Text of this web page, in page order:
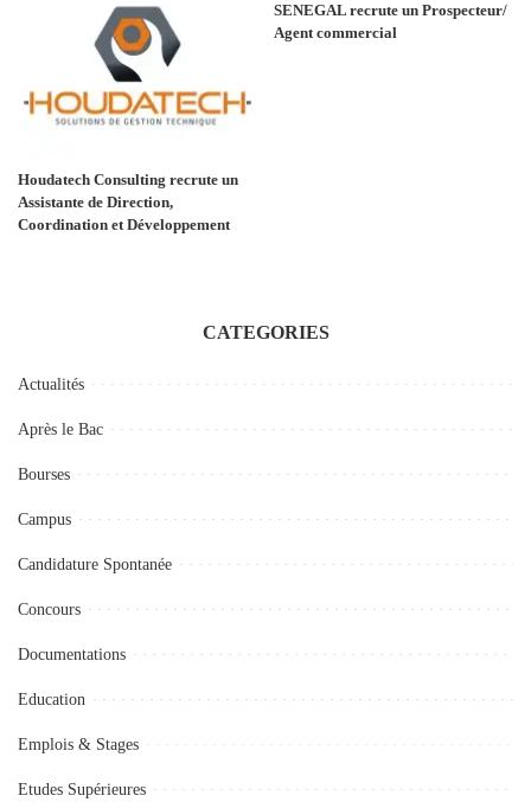
Houdatech Consulting recrute un
Assistante de Direction,
Coordination et Développement
SENEGAL recrute un Prospecteur/
Agent commercial
CATEGORIES
Actualités
Après le Bac
Bourses
Campus
Candidature Spontanée
Concours
Documentations
Education
Emplois & Stages
Etudes Supérieures